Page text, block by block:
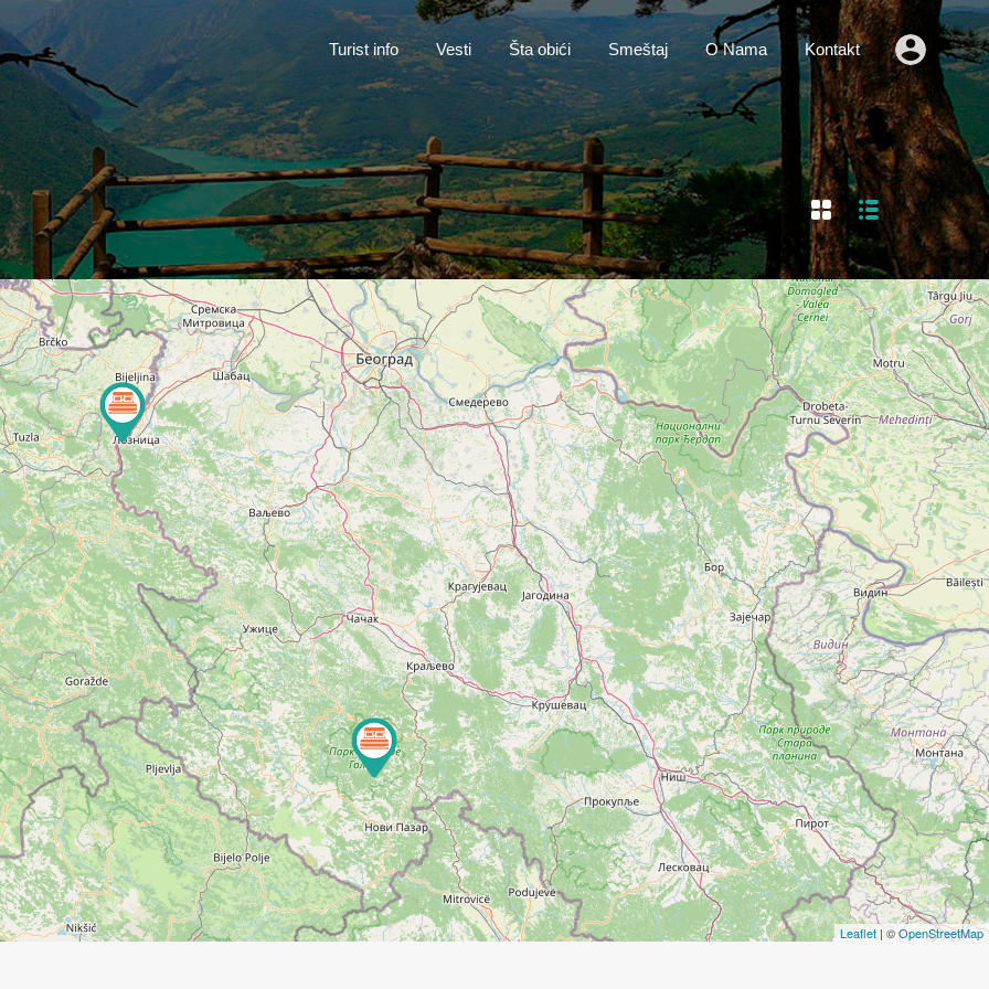
Turist info Vesti Šta obići Smeštaj O Nama Kontakt
Turist info Vesti Šta obići Smeštaj O Nama Kontakt
Leaflet | ©OpenStreetMap